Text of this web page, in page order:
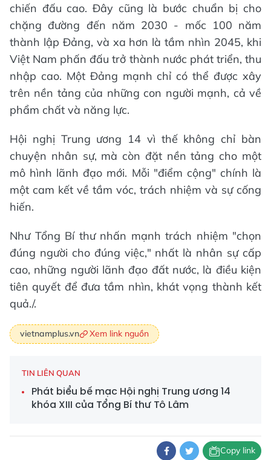
chiến đấu cao. Đây cũng là bước chuẩn bị cho
chặng đường đến năm 2030 - mốc 100 năm
thành lập Đảng, và xa hơn là tầm nhìn 2045, khi
Việt Nam phấn đấu trở thành nước phát triển, thu
nhập cao. Một Đảng mạnh chỉ có thể được xây
trên nền tảng của những con người mạnh, cả về
phẩm chất và năng lực.
Hội nghị Trung ương 14 vì thế không chỉ bàn
chuyện nhân sự, mà còn đặt nền tảng cho một
mô hình lãnh đạo mới. Mỗi "điểm cộng" chính là
một cam kết về tầm vóc, trách nhiệm và sự cống
hiến.
Như Tổng Bí thư nhấn mạnh trách nhiệm "chọn
đúng người cho đúng việc," nhất là nhân sự cấp
cao, những người lãnh đạo đất nước, là điều kiện
tiên quyết để đưa tầm nhìn, khát vọng thành kết
quả./.
vietnamplus.vn Xem link nguồn
TIN LIÊN QUAN
Phát biểu bế mạc Hội nghị Trung ương 14
khóa XIII của Tổng Bí thư Tô Lâm
Copy link